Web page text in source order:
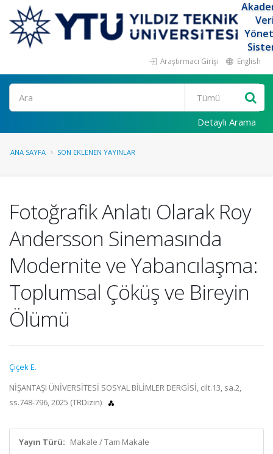
Araştırmacı Girişi English
Ara
Detaylı Arama
ANA SAYFA SON EKLENEN YAYINLAR
Fotoğrafik Anlatı Olarak Roy
Andersson Sinemasında
Modernite ve Yabancılaşma:
Toplumsal Çöküş ve Bireyin
Ölümü
Çiçek E.
NİŞANTAŞI ÜNİVERSİTESİ SOSYAL BİLİMLER DERGİSİ, cilt.13, sa.2,
ss.748-796, 2025 (TRDizin)
Yayın Türü: Makale / Tam Makale